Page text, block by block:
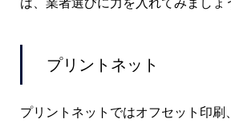
プリントネット
プリントネットではオフセット印刷